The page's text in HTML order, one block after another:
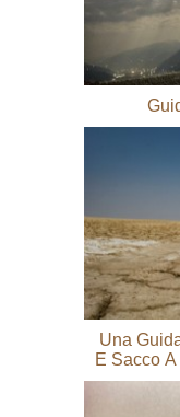
Una
E Sacco